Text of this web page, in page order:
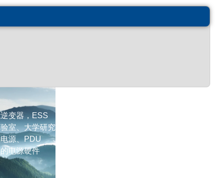
变器，ESS
室、大学研究实验室
源、PDU
电源硬件